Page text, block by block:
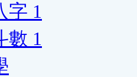
字 1
數 1